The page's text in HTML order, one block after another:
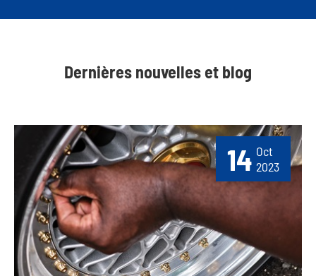
Dernières nouvelles et blog
14 Oct
2023